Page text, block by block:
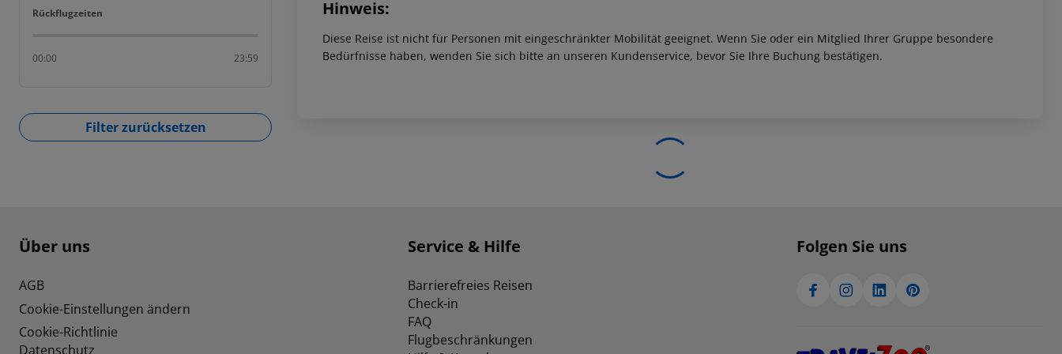
Rückflugzeiten
Rückflugzeiten
00:00 23:59
Filter zurücksetzen
Hinweis:
Diese Reise ist nicht für Personen mit eingeschränkter Mobilität geeignet. Wenn Sie oder ein Mitglied Ihrer Gruppe besondere
Bedürfnisse haben, wenden Sie sich bitte an unseren Kundenservice, bevor Sie Ihre Buchung bestätigen.
Footer navigation
Über uns
AGB
Cookie-Einstellungen ändern
Cookie-Richtlinie
Datenschutz
Service & Hilfe
Barrierefreies Reisen
Check-in
FAQ
Flugbeschränkungen
Folgen Sie uns